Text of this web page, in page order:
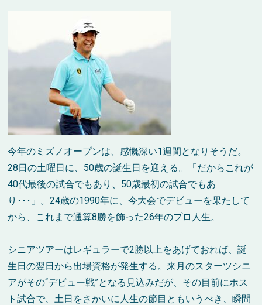
今年のミズノオープンは、感慨深い1週間となりそうだ。
28日の土曜日に、50歳の誕生日を迎える。「だからこれが
40代最後の試合でもあり、50歳最初の試合でもあ
り･･･」。24歳の1990年に、今大会でデビューを果たして
から、これまで通算8勝を飾った26年のプロ人生。
シニアツアーはレギュラーで2勝以上をあげておれば、誕
生日の翌日から出場資格が発生する。来月のスターツシニ
アがその“デビュー戦”となる見込みだが、その目前にホス
ト試合で、土日をさかいに人生の節目ともいうべき、瞬間